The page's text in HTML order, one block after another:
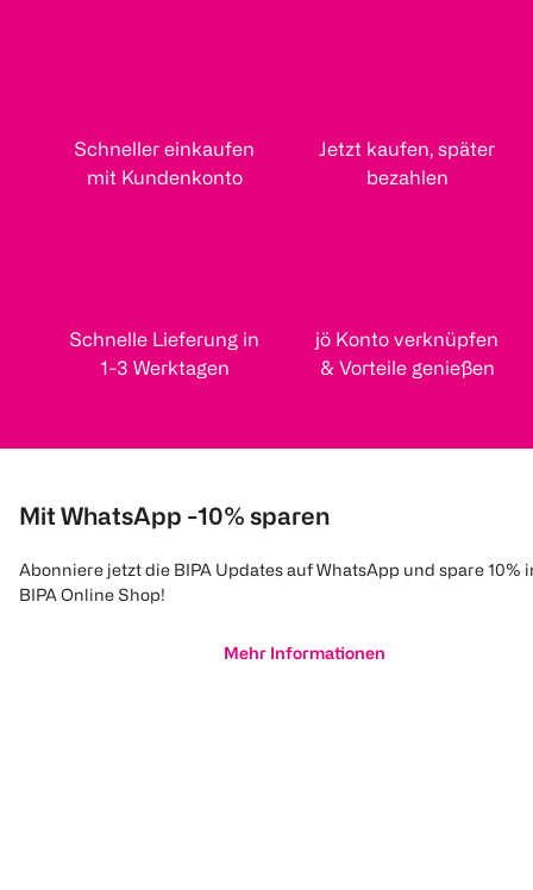
Schneller einkaufen
mit Kundenkonto
Jetzt kaufen, später
bezahlen
Schnelle Lieferung in
1-3 Werktagen
jö Konto verknüpfen
& Vorteile genießen
Mit WhatsApp -10% sparen
Abonniere jetzt die BIPA Updates auf WhatsApp und spare 10%
BIPA Online Shop!
Mehr Informationen